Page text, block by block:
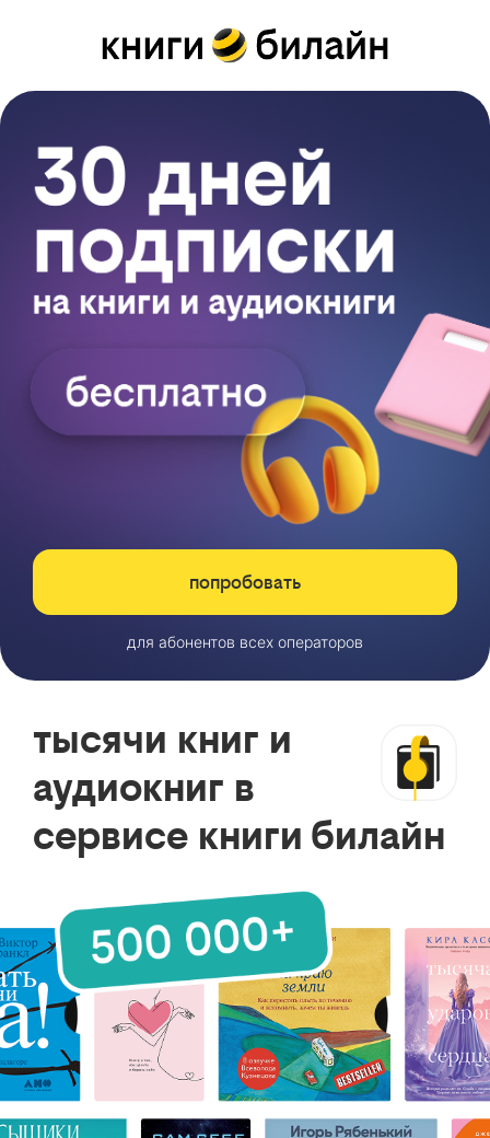
попробовать
для абонентов всех операторов
тысячи книг и
аудиокниг в
сервисе книги билайн